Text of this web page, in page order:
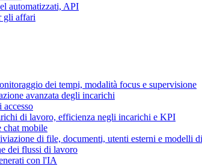
automatizzati, API
gli affari
dei tempi, modalità focus e supervisione
avanzata degli incarichi
di lavoro, efficienza negli incarichi e KPI
chat mobile
di file, documenti, utenti esterni e modelli
dei flussi di lavoro
con l'IA